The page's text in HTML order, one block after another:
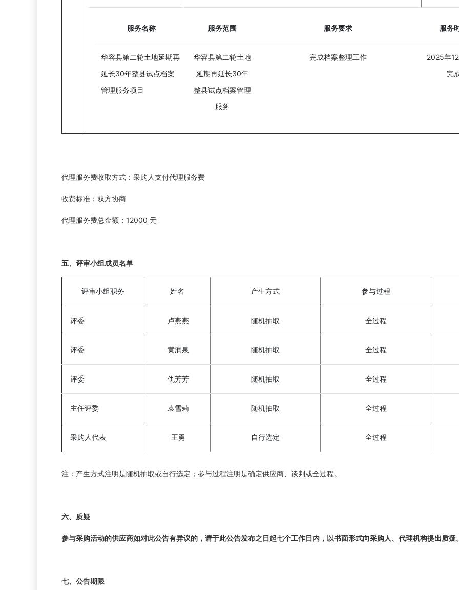
服务名称 服务范围 服务要求 服务
华容县第二轮土地延期再
延长30年整县试点档案
管理服务项目
华容县第二轮土地
延期再延长30年
整县试点档案管理
服务
完成档案整理工作
2025年
完
代理服务费收取方式：采购人支付代理服务费
收费标准：双方协商
代理服务费总金额：12000 元
五、评审小组成员名单
评审小组职务 姓名 产生方式 参与过程
评委 卢燕燕 随机抽取 全过程
评委 黄润泉 随机抽取 全过程
评委 仇芳芳 随机抽取 全过程
主任评委 袁雪莉 随机抽取 全过程
采购人代表 王勇 自行选定 全过程
注：产生方式注明是随机抽取或自行选定；参与过程注明是确定供应商、谈判或全过程。
六、质疑
参与采购活动的供应商如对此公告有异议的，请于此公告发布之日起七个工作日内，以书面形式向采购人、代理机构提出质疑
七、公告期限